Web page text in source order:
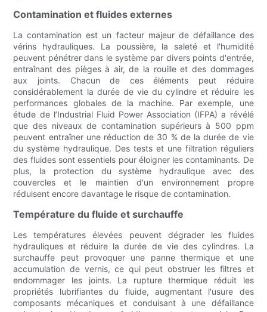
Contamination et fluides externes
La contamination est un facteur majeur de défaillance des
vérins hydrauliques. La poussière, la saleté et l'humidité
peuvent pénétrer dans le système par divers points d'entrée,
entraînant des pièges à air, de la rouille et des dommages
aux joints. Chacun de ces éléments peut réduire
considérablement la durée de vie du cylindre et réduire les
performances globales de la machine. Par exemple, une
étude de l’Industrial Fluid Power Association (IFPA) a révélé
que des niveaux de contamination supérieurs à 500 ppm
peuvent entraîner une réduction de 30 % de la durée de vie
du système hydraulique. Des tests et une filtration réguliers
des fluides sont essentiels pour éloigner les contaminants. De
plus, la protection du système hydraulique avec des
couvercles et le maintien d'un environnement propre
réduisent encore davantage le risque de contamination.
Température du fluide et surchauffe
Les températures élevées peuvent dégrader les fluides
hydrauliques et réduire la durée de vie des cylindres. La
surchauffe peut provoquer une panne thermique et une
accumulation de vernis, ce qui peut obstruer les filtres et
endommager les joints. La rupture thermique réduit les
propriétés lubrifiantes du fluide, augmentant l'usure des
composants mécaniques et conduisant à une défaillance